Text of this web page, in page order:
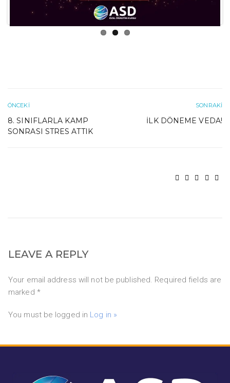
ÖNCEKI
8. SINIFLARLA KAMP
SONRASI STRES ATTIK
SONRAKI
İLK DÖNEME VEDA!
LEAVE A REPLY
Your email address will not be published. Required fields are
marked *
You must be logged in Log in »